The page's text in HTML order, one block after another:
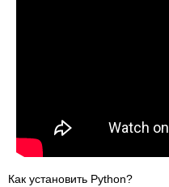
Как установить Python?